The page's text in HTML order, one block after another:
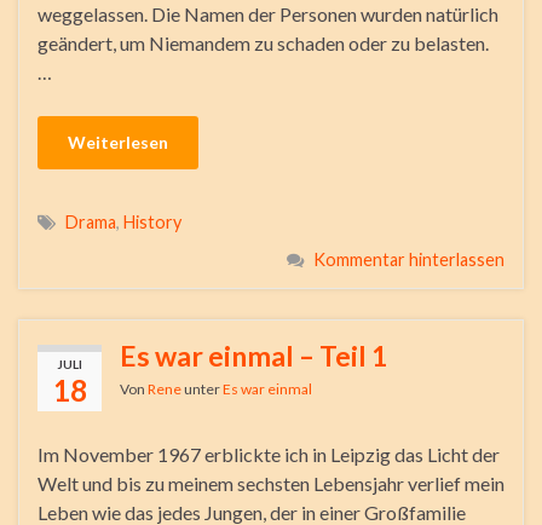
weggelassen. Die Namen der Personen wurden natürlich
geändert, um Niemandem zu schaden oder zu belasten.
Weiterlesen
Drama, History
Kommentar hinterlassen
JULI
18
Es war einmal – Teil 1
Von ReneunterEs war einmal
Im November 1967 erblickte ich in Leipzig das Licht der
Welt und bis zu meinem sechsten Lebensjahr verlief mein
Leben wie das jedes Jungen, der in einer Großfamilie